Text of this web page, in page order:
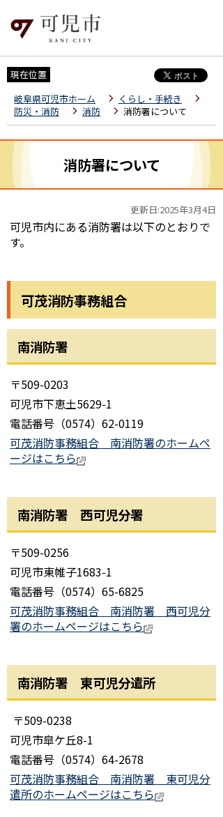
現在位置
岐阜県可児市ホーム
くらし・手続き
防災・消防
消防 消防署について
消防署について
更新日:2025年3月4日
可児市内にある消防署は以下のとおりで
す。
可茂消防事務組合
南消防署
〒509-0203
可児市下恵土5629-1
電話番号（0574）62-0119
可茂消防事務組合 南消防署のホームペ
ージはこちら
南消防署 西可児分署
〒509-0256
可児市東帷子1683-1
電話番号（0574）65-6825
可茂消防事務組合 南消防署 西可児分
署のホームページはこちら
南消防署 東可児分遣所
〒509-0238
可児市皐ケ丘8-1
電話番号（0574）64-2678
可茂消防事務組合 南消防署 東可児分
遣所のホームページはこちら